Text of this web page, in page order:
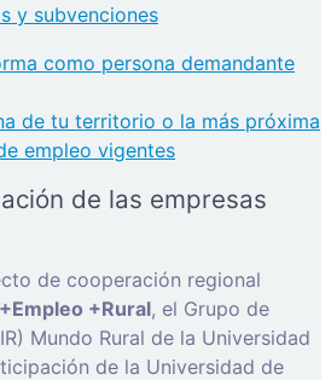
y subvenciones
como persona demandante
de tu territorio o la más próxima
empleo vigentes
de las empresas
de cooperación regional
+Rural, el Grupo de
Mundo Rural de la Universidad
de la Universidad de